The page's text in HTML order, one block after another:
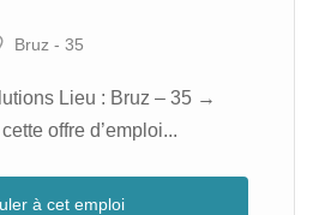
Bruz - 35
Lieu : Bruz – 35 →
offre d’emploi...
à cet emploi